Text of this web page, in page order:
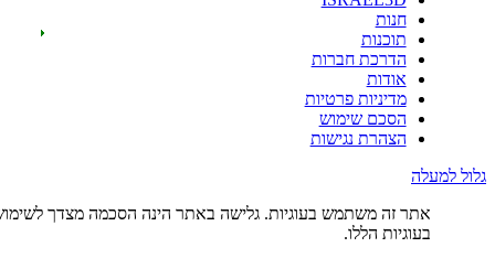
חברות
פרטיות
שימוש
נגישות
משתמש בעוגיות. גלישה באתר הינה הסכמה מצדך לשימוש